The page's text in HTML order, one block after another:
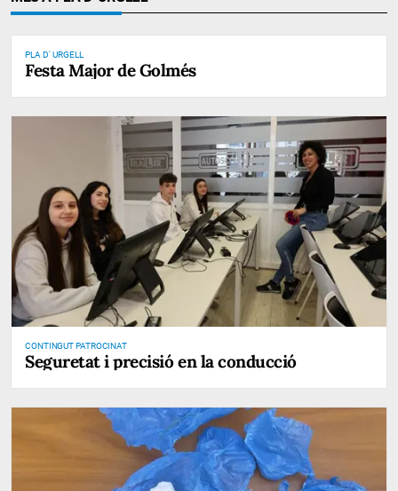
PLA D' URGELL
Festa Major de Golmés
CONTINGUT PATROCINAT
Seguretat i precisió en la conducció